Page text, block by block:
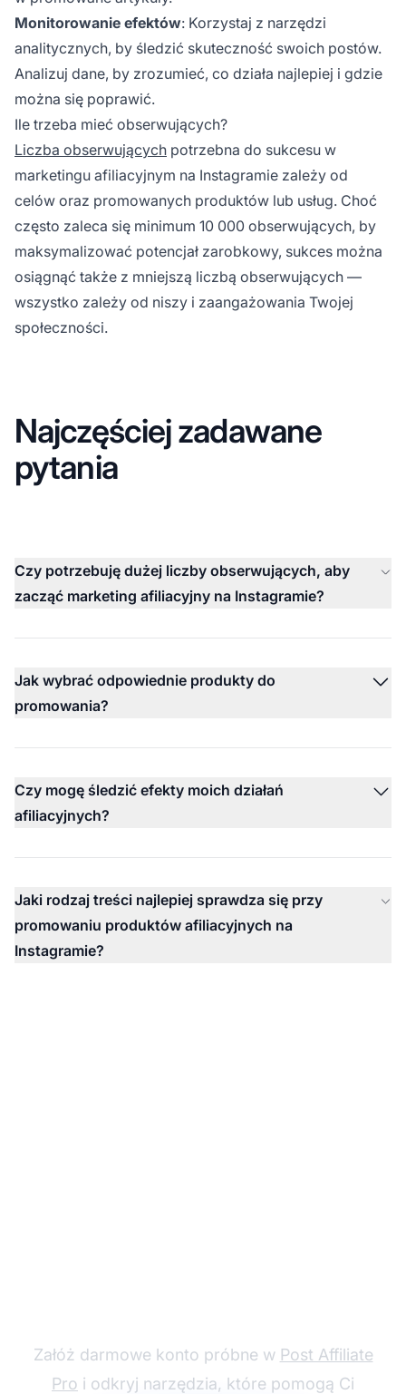
Monitorowanie efektów: Korzystaj z narzędzi
analitycznych, by śledzić skuteczność swoich postów.
Analizuj dane, by zrozumieć, co działa najlepiej i gdzie
można się poprawić.
Ile trzeba mieć obserwujących?
Liczba obserwujących potrzebna do sukcesu w
marketingu afiliacyjnym na Instagramie zależy od
celów oraz promowanych produktów lub usług. Choć
często zaleca się minimum 10 000 obserwujących, by
maksymalizować potencjał zarobkowy, sukces można
osiągnąć także z mniejszą liczbą obserwujących —
wszystko zależy od niszy i zaangażowania Twojej
społeczności.
Najczęściej zadawane
pytania
Czy potrzebuję dużej liczby obserwujących, aby
zacząć marketing afiliacyjny na Instagramie?
Jak wybrać odpowiednie produkty do
promowania?
Czy mogę śledzić efekty moich działań
afiliacyjnych?
Jaki rodzaj treści najlepiej sprawdza się przy
promowaniu produktów afiliacyjnych na
Instagramie?
Załóż darmowe konto próbne w Post Affiliate
Pro i odkryj narzędzia, które pomogą Ci